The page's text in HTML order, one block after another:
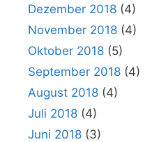
Dezember 2018 (4)
November 2018 (4)
Oktober 2018 (5)
September 2018 (4)
August 2018 (4)
Juli 2018 (4)
Juni 2018 (3)